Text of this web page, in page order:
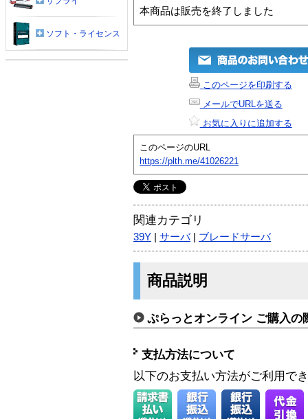
本商品は販売を終了しました
このページを印刷する
メールでURLを送る
お気に入りに追加する
このページのURL
https://plth.me/41026221
関連カテゴリ
39Y サーバ| ブレードサーバ
商品説明
ぷらっとオンライン ご購入の
支払方法について
以下のお支払い方法がご利用で
ソフト・ライセンス